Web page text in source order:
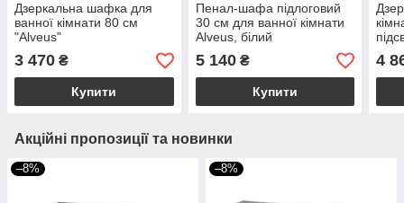
Дзеркальна шафка для
ванної кімнати 80 см
"Alveus"
3 470 ₴
Купити
Пенал-шафа підлоговий
30 см для ванної кімнати
Alveus, білий
5 140₴
Купити
4
Акційні пропозиції та новинки
–8% –8%